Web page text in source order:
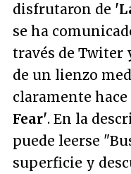
disfrutaron de
se ha
través de Twiter
de un lienzo
claramente
Fear'. En la
puede leerse
superficie y